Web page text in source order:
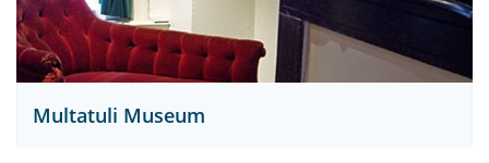
Multatuli Museum